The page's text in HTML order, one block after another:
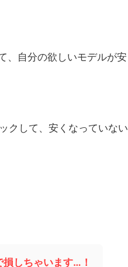
、自分の欲しいモデルが安
クして、安くなっていない
損しちゃいます…！